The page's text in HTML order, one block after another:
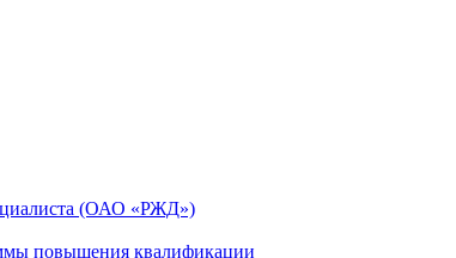
(ОАО «РЖД»)
повышения квалификации